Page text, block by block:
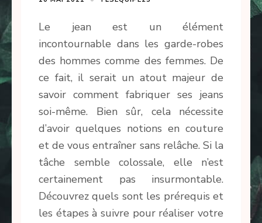
Le jean est un élément
incontournable dans les garde-robes
des hommes comme des femmes. De
ce fait, il serait un atout majeur de
savoir comment fabriquer ses jeans
soi-même. Bien sûr, cela nécessite
d’avoir quelques notions en couture
et de vous entraîner sans relâche. Si la
tâche semble colossale, elle n’est
certainement pas insurmontable.
Découvrez quels sont les prérequis et
les étapes à suivre pour réaliser votre